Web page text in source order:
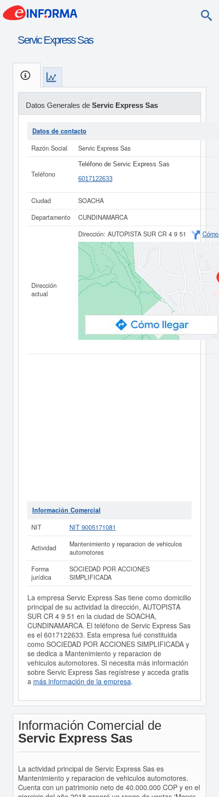
Servic Express Sas
Datos Generales de Servic Express Sas
Datos de contacto
Razón Social
Servic Express Sas
Teléfono
Teléfono de Servic Express Sas
6017122633
Ciudad
SOACHA
Departamento
CUNDINAMARCA
Dirección
actual
Dirección: AUTOPISTA SUR CR 4 9 51
Información Comercial
NIT
NIT 9005171081
Actividad
Mantenimiento y reparacion de vehiculos
automotores
Forma
jurídica
SOCIEDAD POR ACCIONES
SIMPLIFICADA
La empresa Servic Express Sas tiene como domicilio
principal de su actividad la dirección, AUTOPISTA
SUR CR 4 9 51 en la ciudad de SOACHA,
CUNDINAMARCA. El teléfono de Servic Express Sas
es el 6017122633. Esta empresa fué constituida
como SOCIEDAD POR ACCIONES SIMPLIFICADA y
se dedica a Mantenimiento y reparacion de
vehiculos automotores. Si necesita más información
sobre Servic Express Sas regístrese y acceda gratis
a más información de la empresa.
Información Comercial de
Servic Express Sas
La actividad principal de Servic Express Sas es
Mantenimiento y reparacion de vehiculos automotores.
Cuenta con un patrimonio neto de 40.000.000 COP y en el